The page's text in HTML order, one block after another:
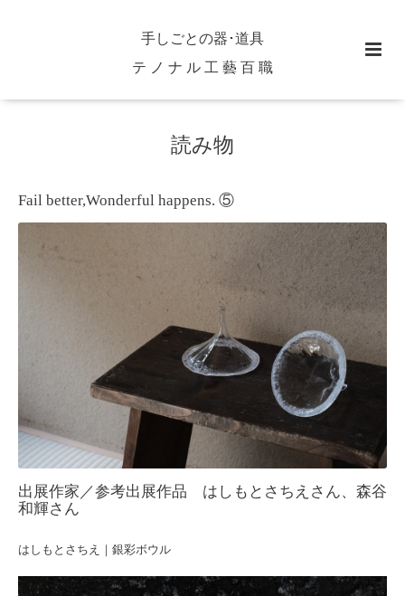
手しごとの器･道具
テ ノ ナ ル 工 藝 百 職
読み物
Fail better,Wonderful happens. ⑤
出展作家／参考出展作品 はしもとさちえさん、森谷
和輝さん
はしもとさちえ｜銀彩ボウル